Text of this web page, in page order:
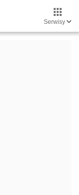
Serwisy